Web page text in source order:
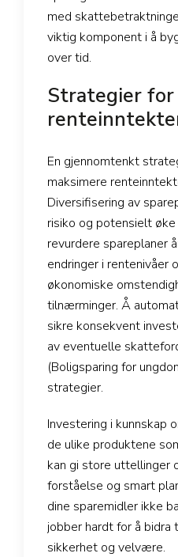
med
viktig komponent i å
over tid.
Strategier for
En gjennomtenkt
maksimere
Diversifisering av
risiko og potensielt
revurdere spareplaner
endringer i rentenivåer
økonomiske
tilnærminger. Å
sikre konsekvent
av eventuelle
(Boligsparing for
strategier.
Investering i kunnskap
de ulike produktene
kan gi store uttellinger
forståelse og smart
dine sparemidler ikke
jobber hardt for å bidra
sikkerhet og velvære.